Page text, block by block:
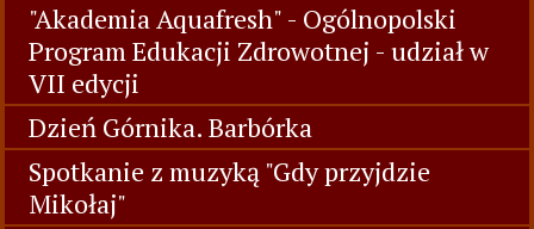
"Akademia Aquafresh" - Ogólnopolski
Program Edukacji Zdrowotnej - udział w
VII edycji
Dzień Górnika. Barbórka
Spotkanie z muzyką "Gdy przyjdzie
Mikołaj"